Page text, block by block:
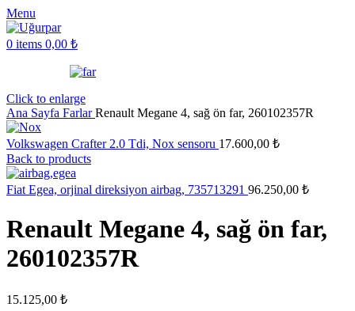
Menu
0 items 0,00 ₺
Click to enlarge
Ana Sayfa FarlarRenault Megane 4, sağ ön far, 260102357R
Volkswagen Crafter 2.0 Tdi, Nox sensoru 17.600,00 ₺
Back to products
Fiat Egea, orjinal direksiyon airbag, 735713291 96.250,00 ₺
Renault Megane 4, sağ ön far,
260102357R
15.125,00 ₺